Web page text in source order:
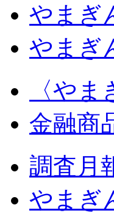
やまぎ
やまぎ
〈やま
金融商
調査月
やまぎ